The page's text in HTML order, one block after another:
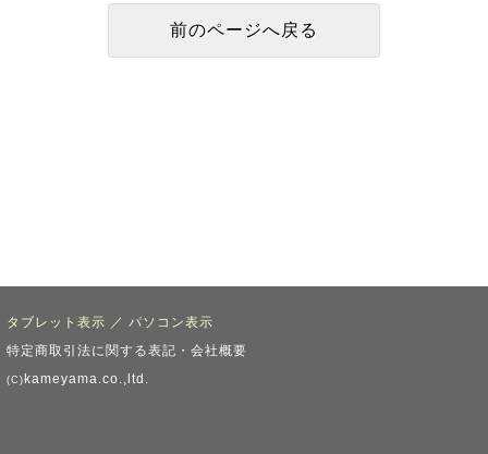
タブレット表示 ／ パソコン表示
特定商取引法に関する表記・会社概要
(C) kameyama.co.,ltd.